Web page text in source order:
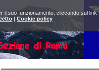
il suo funzionamento, cliccando sul
| Cookie policy